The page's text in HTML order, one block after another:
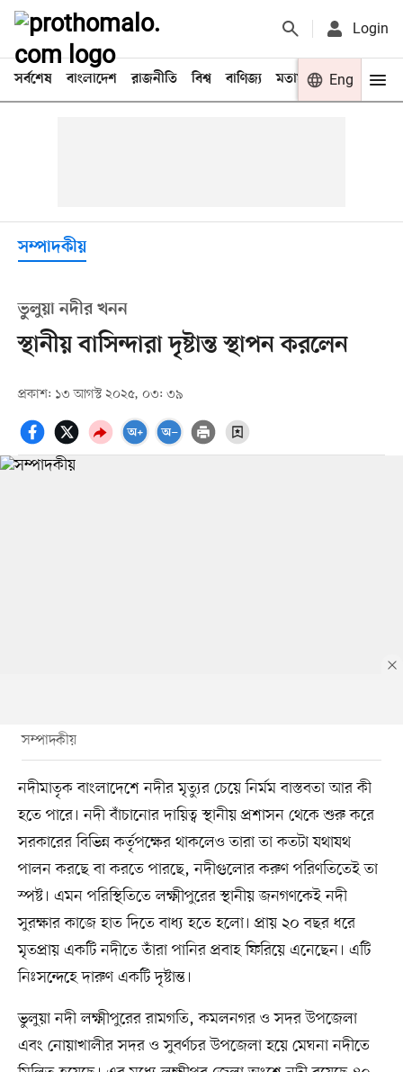
Login
সর্বশেষ বাংলাদেশ রাজনীতি বিশ্ব বাণিজ্য মতামত খেলা
Eng
সম্পাদকীয়
ভুলুয়া নদীর খনন
স্থানীয় বাসিন্দারা দৃষ্টান্ত স্থাপন করলেন
প্রকাশ: ১৩ আগস্ট ২০২৫, ০৩: ৩৯
সম্পাদকীয়
নদীমাতৃক বাংলাদেশে নদীর মৃত্যুর চেয়ে নির্মম বাস্তবতা আর কী
হতে পারে। নদী বাঁচানোর দায়িত্ব স্থানীয় প্রশাসন থেকে শুরু করে
সরকারের বিভিন্ন কর্তৃপক্ষের থাকলেও তারা তা কতটা যথাযথ
পালন করছে বা করতে পারছে, নদীগুলোর করুণ পরিণতিতেই তা
স্পষ্ট। এমন পরিস্থিতিতে লক্ষ্মীপুরের স্থানীয় জনগণকেই নদী
সুরক্ষার কাজে হাত দিতে বাধ্য হতে হলো। প্রায় ২০ বছর ধরে
মৃতপ্রায় একটি নদীতে তাঁরা পানির প্রবাহ ফিরিয়ে এনেছেন। এটি
নিঃসন্দেহে দারুণ একটি দৃষ্টান্ত।
ভুলুয়া নদী লক্ষ্মীপুরের রামগতি, কমলনগর ও সদর উপজেলা
এবং নোয়াখালীর সদর ও সুবর্ণচর উপজেলা হয়ে মেঘনা নদীতে